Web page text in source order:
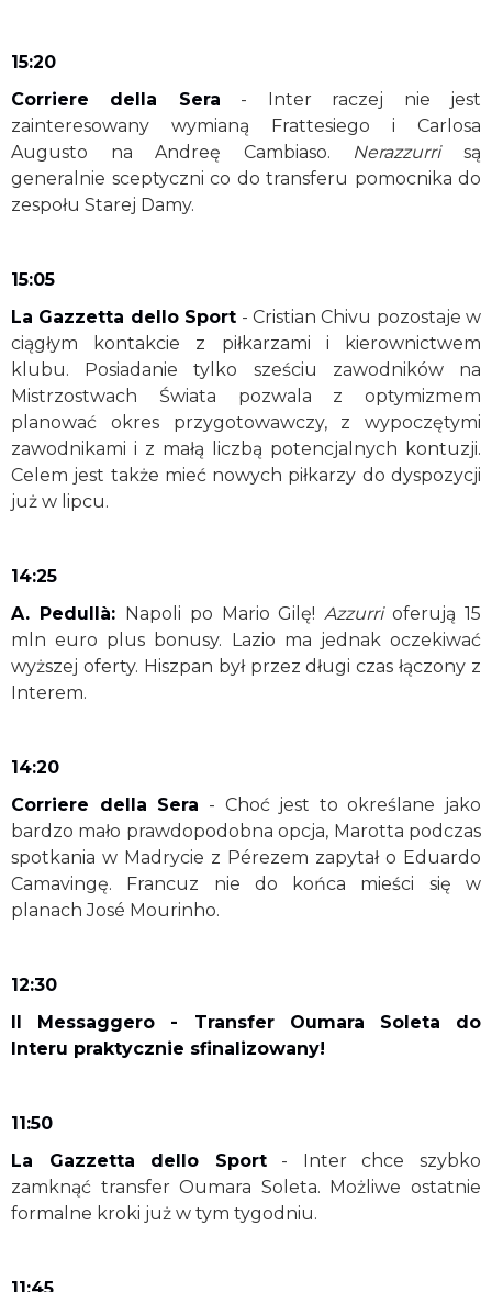
15:20
Corriere della Sera - Inter raczej nie jest
zainteresowany wymianą Frattesiego i Carlosa
Augusto na Andreę Cambiaso. Nerazzurrisą
generalnie sceptyczni co do transferu pomocnika do
zespołu Starej Damy.
15:05
La Gazzetta dello Sport - Cristian Chivu pozostaje w
ciągłym kontakcie z piłkarzami i kierownictwem
klubu. Posiadanie tylko sześciu zawodników na
Mistrzostwach Świata pozwala z optymizmem
planować okres przygotowawczy, z wypoczętymi
zawodnikami i z małą liczbą potencjalnych kontuzji.
Celem jest także mieć nowych piłkarzy do dyspozycji
już w lipcu.
14:25
A. Pedullà: Napoli po Mario Gilę! Azzurrioferują 15
mln euro plus bonusy. Lazio ma jednak oczekiwać
wyższej oferty. Hiszpan był przez długi czas łączony z
Interem.
14:20
Corriere della Sera - Choć jest to określane jako
bardzo mało prawdopodobna opcja, Marotta podczas
spotkania w Madrycie z Pérezem zapytał o Eduardo
Camavingę. Francuz nie do końca mieści się w
planach José Mourinho.
12:30
Il Messaggero - Transfer Oumara Soleta do
Interu praktycznie sfinalizowany!
11:50
La Gazzetta dello Sport- Inter chce szybko
zamknąć transfer Oumara Soleta. Możliwe ostatnie
formalne kroki już w tym tygodniu.
11:45